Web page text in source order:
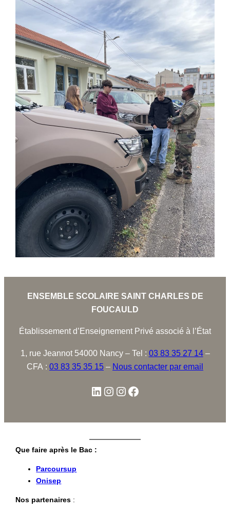
ENSEMBLE SCOLAIRE SAINT CHARLES DE
FOUCAULD
Établissement d’Enseignement Privé associé à l’État
1, rue Jeannot 54000 Nancy – Tel : 03 83 35 27 14–
CFA : 03 83 35 35 15 – Nous contacter par email
Que faire après le Bac :
Parcoursup
Onisep
Nos partenaires :